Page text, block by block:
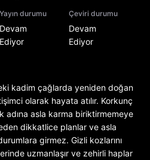
Yayın durumu
Devam
Ediyor
Çeviri durumu
Devam
Ediyor
kadim çağlarda yeniden doğan
olarak hayata atılır. Korkunç
adına asla karma biriktirmemeye
dikkatlice planlar ve asla
girmez. Gizli kozlarını
uzmanlaşır ve zehirli haplar